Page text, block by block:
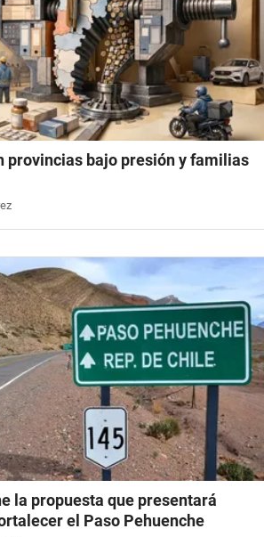
provincias bajo presión y familias
la propuesta que presentará
el Paso Pehuenche